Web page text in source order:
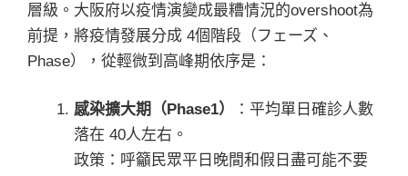
層級。大阪府以疫情演變成最糟情況的overshoot為
前提，將疫情發展分成 4個階段（フェーズ、
Phase），從輕微到高峰期依序是：
感染擴大期（Phase1）
：平均單日確診人數
落在 40人左右。
政策：呼籲民眾平日晚間和假日盡可能不要